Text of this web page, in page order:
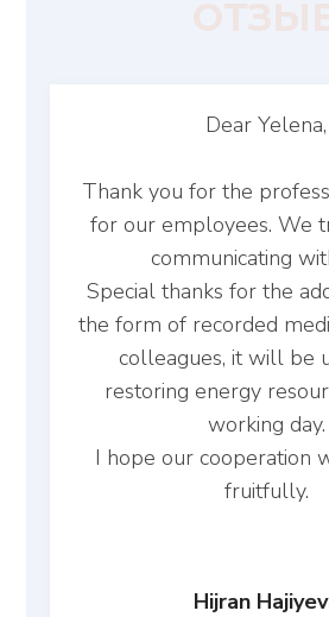
Dear Yelena,
Thank you for the
for our employees. We
communicating
Special thanks for the
the form of recorded
colleagues, it will be
restoring energy
working day.
I hope our cooperation
fruitfully.
Hijran